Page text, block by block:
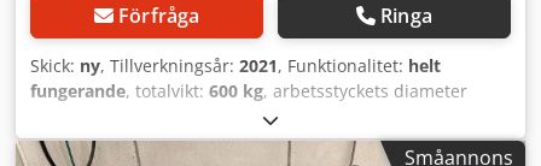
Förfråga Ringa
Skick: ny, Tillverkningsår: 2021, Funktionalitet: helt
fungerande, totalvikt: 600 kg, arbetsstyckets diameter
, Rundstocksprofilfräs | Blockhustimmerfräs
| Stockfräs Till salu: Rundstocksprofilfräs för bearbetning
Småannons